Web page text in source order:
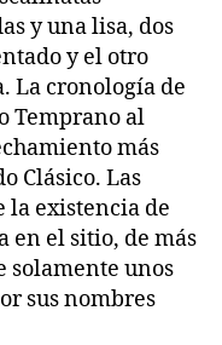
y una lisa, dos
y el otro
La cronología de
Temprano al
más
Clásico. Las
la existencia de
en el sitio, de más
solamente unos
sus nombres